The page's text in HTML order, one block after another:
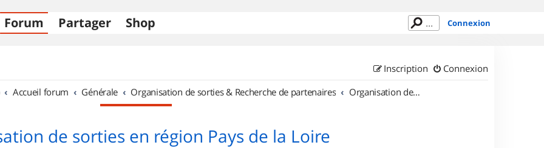
Forum Partager Shop Connexion
Connexion
Inscription
Accueil forum Générale Organisation de sorties & Recherche de partenaires Organisation de sorties en région Pays de la Loire
de sorties en région Pays de la Loire